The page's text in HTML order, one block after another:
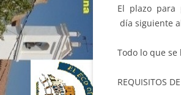
El plazo para
día siguiente
Todo lo que se
REQUISITOS